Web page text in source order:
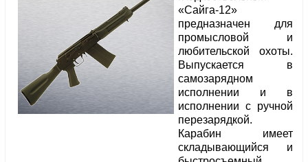
«Сайга-12»
предназначен для
промысловой и
любительской охоты.
Выпускается в
самозарядном
исполнении и в
исполнении с ручной
перезарядкой.
Карабин имеет
складывающийся и